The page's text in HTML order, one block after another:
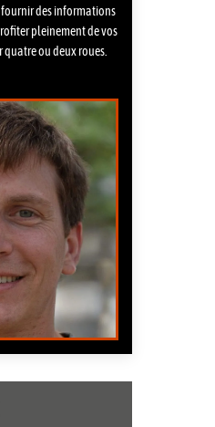
fournir des informations
pleinement de vos
quatre ou deux roues.